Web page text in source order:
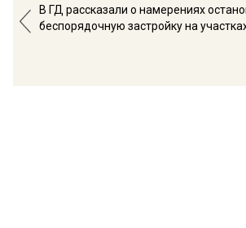
В ГД рассказали о намерениях
беспорядочную застройку на